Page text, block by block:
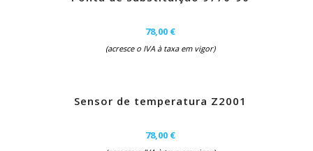
78,00 €
(acresce o IVA à taxa em vigor)
Sensor de temperatura Z2001
78,00 €